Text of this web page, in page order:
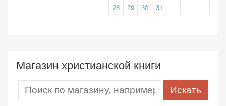
28
29 30 31
Магазин христианской книги